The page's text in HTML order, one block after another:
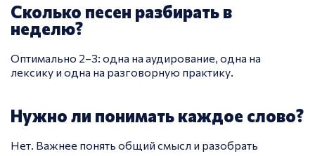
Сколько песен разбирать в
неделю?
Оптимально 2–3: одна на аудирование, одна на
лексику и одна на разговорную практику.
Нужно ли понимать каждое слово?
Нет. Важнее понять общий смысл и разобрать